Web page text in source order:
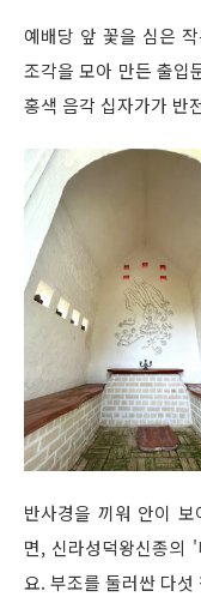
예배당 앞 꽃을 심은
조각을 모아 만든 출입
홍색 음각 십자가가 반
반사경을 끼워 안이
면, 신라성덕왕신종의
요. 부조를 둘러싼 다